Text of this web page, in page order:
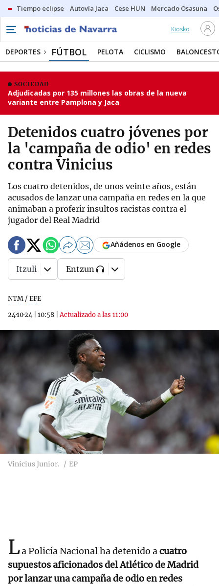
Tiempo eclipse Autovía Jaca Cese HUN Mercado Osasuna
Kiosko
DEPORTES FÚTBOL PELOTA CICLISMO
SOCIEDAD
Adjudicadas por 135 millones las obras de la nueva
variante entre Pamplona y Jaca
Detenidos cuatro jóvenes por
la 'campaña de odio' en redes
contra Vinicius
Los cuatro detenidos, de unos veinte años, están
acusados de lanzar una campaña en redes en la que
animaban a proferir insultos racistas contra el
jugador del Real Madrid
NTM / EFE
24·10·24
10:58 |Actualizado a las 11:00
Añádenos en Google
Itzuli Entzun
Vinicius Junior. EP
La Policía Nacional ha detenido acuatro
supuestos aficionados del Atlético de Madrid
por lanzar una campaña de odio en redes